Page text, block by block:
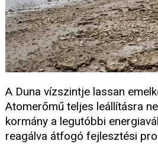
A Duna vízszintje lassan
Atomerőmű teljes leállításra
kormány a legutóbbi
reagálva átfogó fejlesztési